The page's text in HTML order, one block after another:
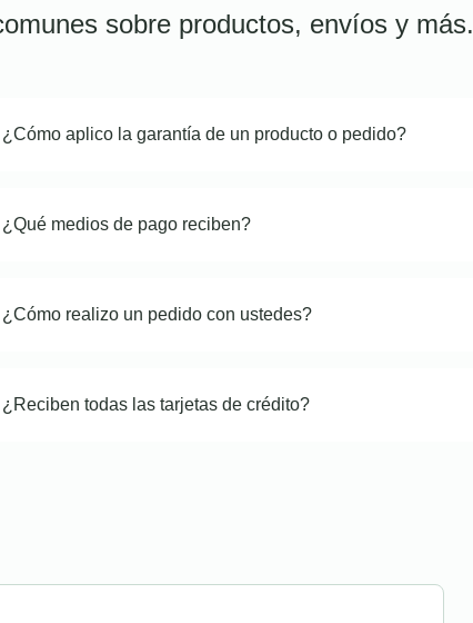
sobre productos, envíos y más.
¿Cómo aplico la garantía de un producto o pedido?
¿Qué medios de pago reciben?
¿Cómo realizo un pedido con ustedes?
¿Reciben todas las tarjetas de crédito?